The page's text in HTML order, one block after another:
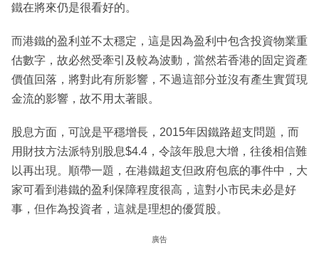
鐵在將來仍是很看好的。
而港鐵的盈利並不太穩定，這是因為盈利中包含投資物業重
估數字，故必然受牽引及較為波動，當然若香港的固定資產
價值回落，將對此有所影響，不過這部分並沒有產生實質現
金流的影響，故不用太著眼。
股息方面，可說是平穩增長，2015年因鐵路超支問題，而
用財技方法派特別股息$4.4，令該年股息大增，往後相信難
以再出現。順帶一題，在港鐵超支但政府包底的事件中，大
家可看到港鐵的盈利保障程度很高，這對小市民未必是好
事，但作為投資者，這就是理想的優質股。
廣告